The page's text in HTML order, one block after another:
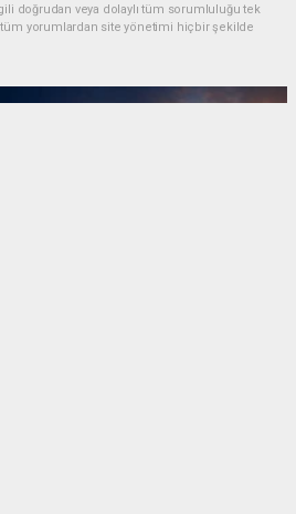
doğrudan veya dolaylı tüm sorumluluğu tek
tüm yorumlardan site yönetimi hiçbir şekilde